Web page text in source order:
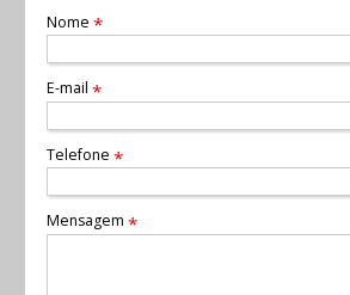
Nome *
E-mail *
Telefone *
Mensagem *